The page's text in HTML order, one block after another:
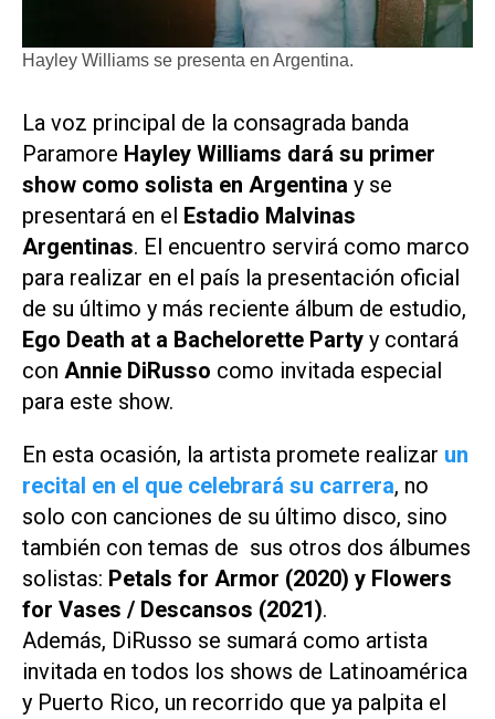
Hayley Williams se presenta en Argentina.
La voz principal de la consagrada banda
Paramore Hayley Williams dará su primer
show como solista en Argentina y se
presentará en el Estadio Malvinas
Argentinas. El encuentro servirá como marco
para realizar en el país la presentación oficial
de su último y más reciente álbum de estudio,
Ego Death at a Bachelorette Party y contará
con Annie DiRusso como invitada especial
para este show.
En esta ocasión, la artista promete realizar un
recital en el que celebrará su carrera, no
solo con canciones de su último disco, sino
también con temas de sus otros dos álbumes
solistas: Petals for Armor (2020) y Flowers
for Vases / Descansos (2021).
Además, DiRusso se sumará como artista
invitada en todos los shows de Latinoamérica
y Puerto Rico, un recorrido que ya palpita el